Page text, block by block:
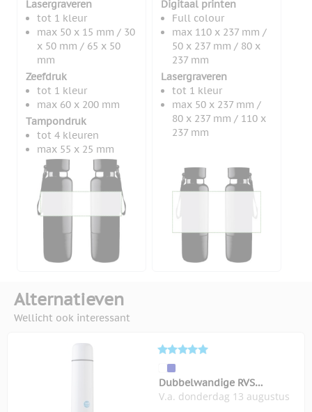
Lasergraveren
tot 1 kleur
max 50 x 15 mm / 30
x 50 mm / 65 x 50
mm
Zeefdruk
tot 1 kleur
max 60 x 200 mm
Tampondruk
tot 4 kleuren
max 55 x 25 mm
Digitaal printen
Full colour
max 110 x 237 mm /
50 x 237 mm / 80 x
237 mm
Lasergraveren
tot 1 kleur
max 50 x 237 mm /
80 x 237 mm / 110 x
237 mm
Alternatieven
Wellicht ook interessant
Dubbelwandige RVS
thermosfles 1 liter
V.a. donderdag 13 augustus